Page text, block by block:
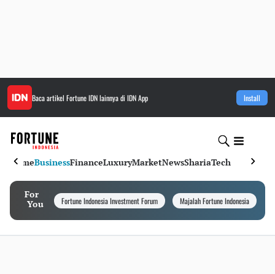
Baca artikel Fortune IDNlainnya di IDN App Install
HomeBusinessFinanceLuxuryMarketNewsShariaTech
For
You
Fortune Indonesia Investment Forum Majalah Fortune Indonesia